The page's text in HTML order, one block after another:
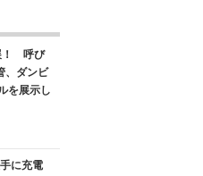
！ 呼び
、ダンビ
を展示し
に充電